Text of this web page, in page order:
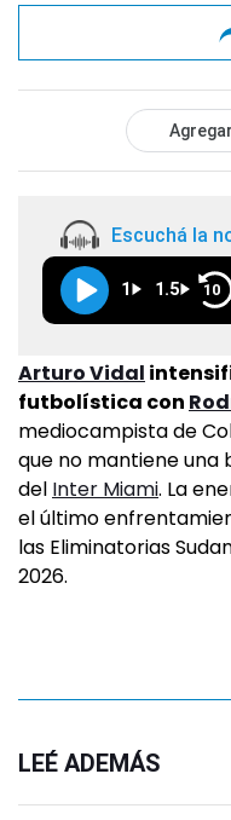
Escuchá la
1 1.5 10
Arturo Vidal
futbolística con
mediocampista de
que no mantiene una
del Inter Miami. La
el último
las Eliminatorias
2026.
LEÉ ADEMÁS